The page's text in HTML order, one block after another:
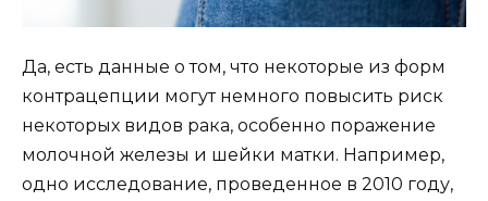
Да, есть данные о том, что некоторые из форм
контрацепции могут немного повысить риск
некоторых видов рака, особенно поражение
молочной железы и шейки матки. Например,
одно исследование, проведенное в 2010 году,